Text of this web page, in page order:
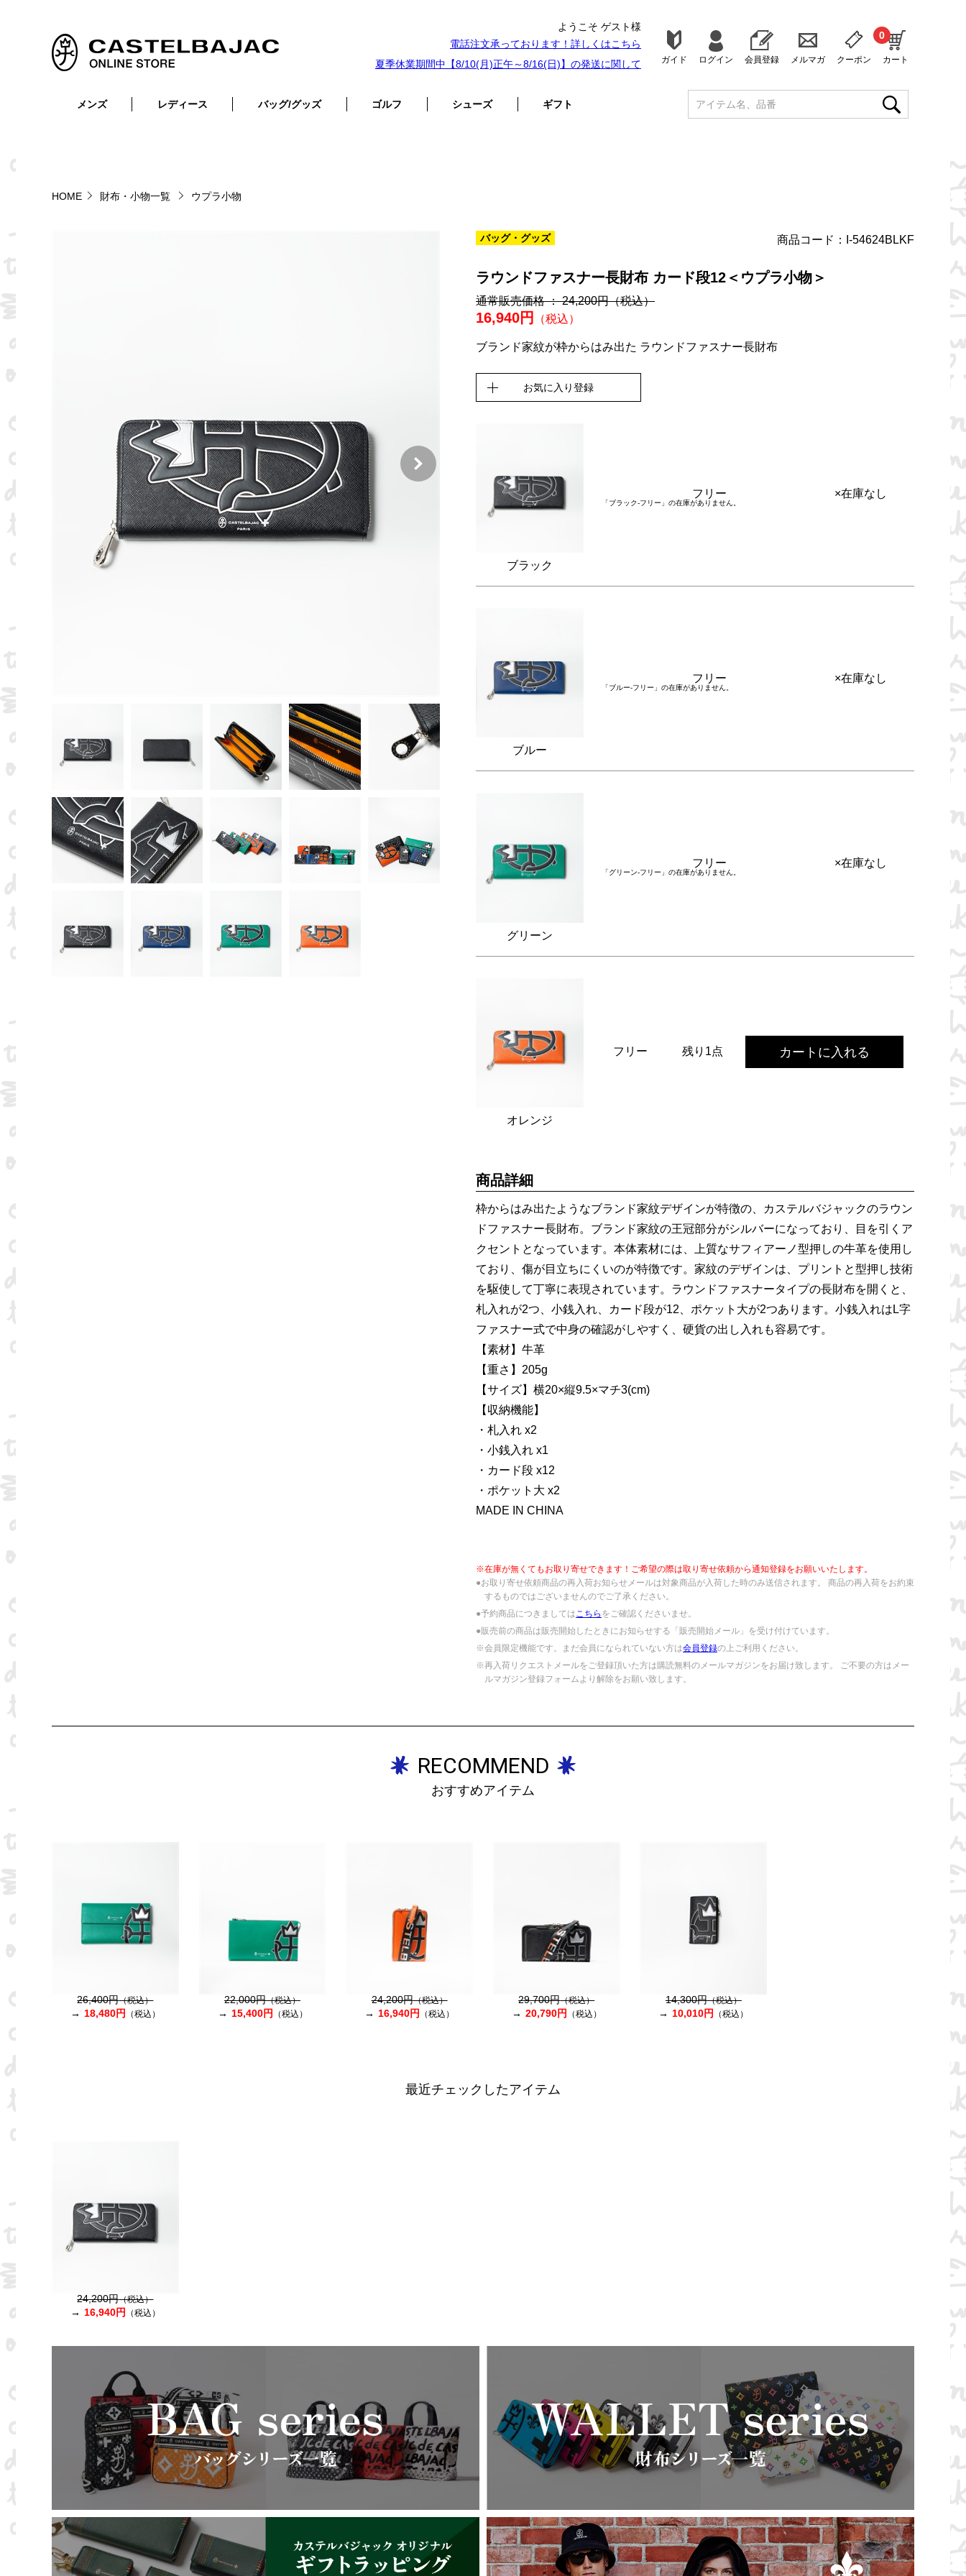
ようこそ ゲスト様
電話注文承っております！詳しくはこちら
夏季休業期間中【8/10(月)正午～8/16(日)】の発送に関して
ガイド ログイン 会員登録 メルマガ クーポン カート
0
メンズ レディース バッグ/グッズ ゴルフ シューズ ギフト
HOME 財布・小物一覧 ウプラ小物
バッグ・グッズ 商品コード：I-54624BLKF
ラウンドファスナー長財布 カード段12＜ウプラ小物＞
通常販売価格 ： 24,200円（税込）
16,940円 （税込）
ブランド家紋が枠からはみ出た ラウンドファスナー長財布
お気に入り登録
ブラック
フリー ×在庫なし
「ブラック-フリー」の在庫がありません。
ブルー
フリー ×在庫なし
「ブルー-フリー」の在庫がありません。
グリーン
フリー ×在庫なし
「グリーン-フリー」の在庫がありません。
オレンジ
フリー 残り1点 カートに入れる
商品詳細
枠からはみ出たようなブランド家紋デザインが特徴の、カステルバジャックのラウン
ドファスナー長財布。ブランド家紋の王冠部分がシルバーになっており、目を引くア
クセントとなっています。本体素材には、上質なサフィアーノ型押しの牛革を使用し
ており、傷が目立ちにくいのが特徴です。家紋のデザインは、プリントと型押し技術
を駆使して丁寧に表現されています。ラウンドファスナータイプの長財布を開くと、
札入れが2つ、小銭入れ、カード段が12、ポケット大が2つあります。小銭入れはL字
ファスナー式で中身の確認がしやすく、硬貨の出し入れも容易です。
【素材】牛革
【重さ】205g
【サイズ】横20×縦9.5×マチ3(cm)
【収納機能】
・札入れ x2
・小銭入れ x1
・カード段 x12
・ポケット大 x2
MADE IN CHINA
※在庫が無くてもお取り寄せできます！ご希望の際は取り寄せ依頼から通知登録をお願いいたします。
●お取り寄せ依頼商品の再入荷お知らせメールは対象商品が入荷した時のみ送信されます。 商品の再入荷をお約束
するものではございませんのでご了承ください。
●予約商品につきましては こちら をご確認くださいませ。
●販売前の商品は販売開始したときにお知らせする「販売開始メール」を受け付けています。
※会員限定機能です。まだ会員になられていない方は会員登録の上ご利用ください。
※再入荷リクエストメールをご登録頂いた方は購読無料のメールマガジンをお届け致します。 ご不要の方はメー
ルマガジン登録フォームより解除をお願い致します。
RECOMMEND
おすすめアイテム
26,400円（税込）
18,480円 （税込）
22,000円（税込）
15,400円 （税込）
24,200円（税込）
16,940円 （税込）
29,700円（税込）
20,790円 （税込）
14,300円（税込）
10,010円 （税込）
最近チェックしたアイテム
24,200円（税込）
16,940円 （税込）